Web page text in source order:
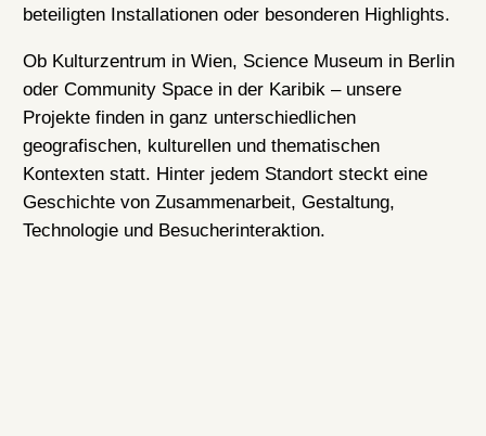
beteiligten Installationen oder besonderen Highlights.
Ob Kulturzentrum in Wien, Science Museum in Berlin
oder Community Space in der Karibik – unsere
Projekte finden in ganz unterschiedlichen
geografischen, kulturellen und thematischen
Kontexten statt. Hinter jedem Standort steckt eine
Geschichte von Zusammenarbeit, Gestaltung,
Technologie und Besucherinteraktion.